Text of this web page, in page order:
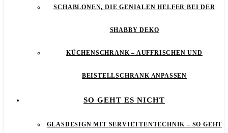
SCHABLONEN, DIE GENIALEN HELFER BEI DER
SHABBY DEKO
KÜCHENSCHRANK – AUFFRISCHEN UND
BEISTELLSCHRANK ANPASSEN
SO GEHT ES NICHT
GLASDESIGN MIT SERVIETTENTECHNIK – SO GEHT